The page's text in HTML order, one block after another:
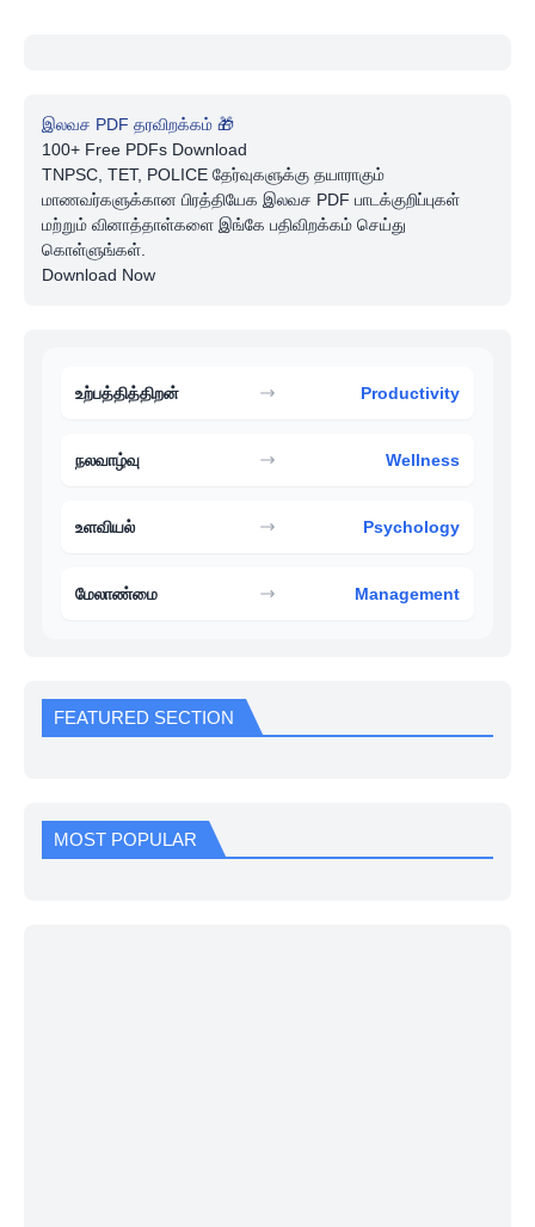
இலவச PDF தரவிறக்கம் 🎁
100+ Free PDFs Download
TNPSC, TET, POLICE தேர்வுகளுக்கு தயாராகும்
மாணவர்களுக்கான பிரத்தியேக இலவச PDF பாடக்குறிப்புகள்
மற்றும் வினாத்தாள்களை இங்கே பதிவிறக்கம் செய்து
கொள்ளுங்கள்.
Download Now
உற்பத்தித்திறன் Productivity
நலவாழ்வு Wellness
உளவியல் Psychology
மேலாண்மை Management
FEATURED SECTION
MOST POPULAR